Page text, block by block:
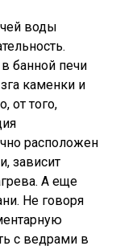
воды
банной печи
каменки и
от того,
расположен
зависит
А еще
Не говоря
с ведрами в